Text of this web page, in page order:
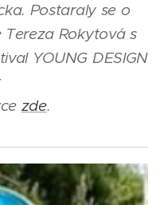
Postaraly se o
Rokytová s
YOUNG DESIGN
zde.